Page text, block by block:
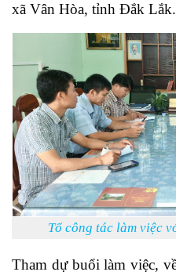
xã Vân Hòa, tỉnh Đắk Lắk.
Tổ công tác làm việc
Tham dự buổi làm việc,